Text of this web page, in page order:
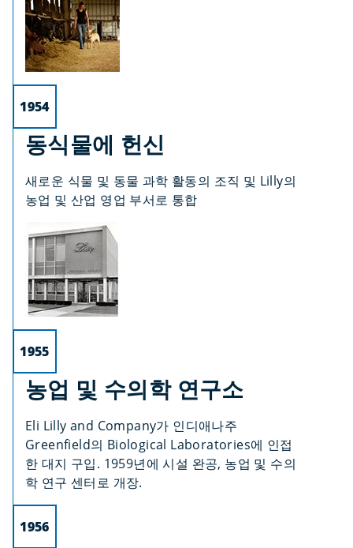
1954
동식물에 헌신
새로운 식물 및 동물 과학 활동의 조직 및 Lilly의
농업 및 산업 영업 부서로 통합
1955
농업 및 수의학 연구소
Eli Lilly and Company가 인디애나주
Greenfield의 Biological Laboratories에 인접
한 대지 구입. 1959년에 시설 완공, 농업 및 수의
학 연구 센터로 개장.
1956